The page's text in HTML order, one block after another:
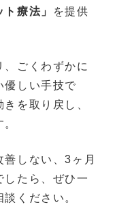
ト療法」
を提供
、ごくわずかに
優しい手技で
を取り戻し、
しない、3ヶ月
したら、ぜひ一
ください。